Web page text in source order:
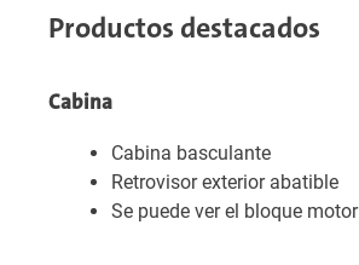
Productos destacados
Cabina
Cabina basculante
Retrovisor exterior abatible
Se puede ver el bloque motor